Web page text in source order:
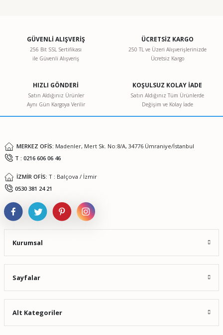
Görüş ve önerileriniz için teşekkür ederiz.
Ürün resmi kalitesiz, bozuk veya görüntülenemiyor.
Ürün bilgilerinde hatalar bulunuyor.
Ürün fiyatı diğer sitelerden daha pahalı.
GÜVENLİ ALIŞVERİŞ
256 Bit SSL Sertifikası
ile Güvenli Alışveriş
ÜCRETSİZ KARGO
250 TL ve Üzeri Alışverişlerinizde
Ücretsiz Kargo
HIZLI GÖNDERİ
Satın Aldığınız Ürünler
Aynı Gün Kargoya Verilir
KOŞULSUZ KOLAY İADE
Satın Aldığınız Tüm Ürünlerde
Değişim ve Kolay İade
MERKEZ OFİS: Madenler, Mert Sk. No:8/A, 34776 Ümraniye/İstanbul
T : 0216 606 06 46
İZMİR OFİS: T : Balçova / İzmir
0530 381 24 21
Kurumsal
Sayfalar
Alt Kategoriler